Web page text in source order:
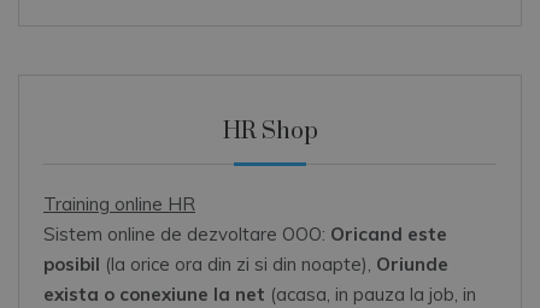
HR Shop
Training online HR
Sistem online de dezvoltare OOO: Oricand este
posibil (la orice ora din zi si din noapte), Oriunde
exista o conexiune la net (acasa, in pauza la job, in